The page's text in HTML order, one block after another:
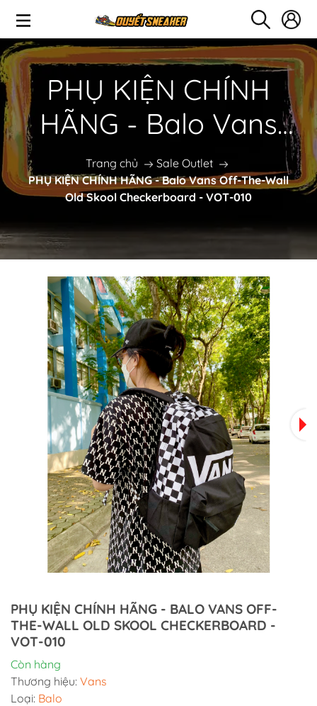
PHỤ KIỆN CHÍNH
HÃNG - Balo Vans
Off-The-Wall Old
Skool Checkerboard -
VOT-010
Trang chủ
Sale Outlet
PHỤ KIỆN CHÍNH HÃNG - Balo Vans Off-The-Wall
Old Skool Checkerboard - VOT-010
PHỤ KIỆN CHÍNH HÃNG - BALO VANS OFF-
THE-WALL OLD SKOOL CHECKERBOARD -
VOT-010
Còn hàng
Thương hiệu: Vans
Loại: Balo